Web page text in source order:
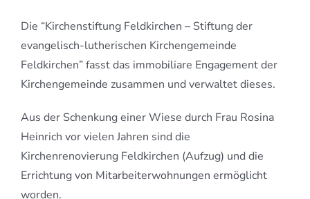
Die “Kirchenstiftung Feldkirchen – Stiftung der
evangelisch-lutherischen Kirchengemeinde
Feldkirchen” fasst das immobiliare Engagement der
Kirchengemeinde zusammen und verwaltet dieses.
Aus der Schenkung einer Wiese durch Frau Rosina
Heinrich vor vielen Jahren sind die
Kirchenrenovierung Feldkirchen (Aufzug) und die
Errichtung von Mitarbeiterwohnungen ermöglicht
worden.